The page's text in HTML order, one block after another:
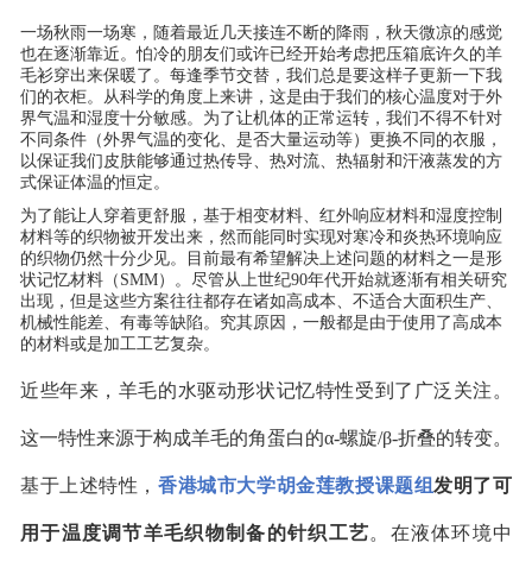
一场秋雨一场寒，随着最近几天接连不断的降雨，秋天微凉的感觉
也在逐渐靠近。怕冷的朋友们或许已经开始考虑把压箱底许久的羊
毛衫穿出来保暖了。每逢季节交替，我们总是要这样子更新一下我
们的衣柜。从科学的角度上来讲，这是由于我们的核心温度对于外
界气温和湿度十分敏感。为了让机体的正常运转，我们不得不针对
不同条件（外界气温的变化、是否大量运动等）更换不同的衣服，
以保证我们皮肤能够通过热传导、热对流、热辐射和汗液蒸发的方
式保证体温的恒定。
为了能让人穿着更舒服，基于相变材料、红外响应材料和湿度控制
材料等的织物被开发出来，然而能同时实现对寒冷和炎热环境响应
的织物仍然十分少见。目前最有希望解决上述问题的材料之一是形
状记忆材料（SMM）。尽管从上世纪90年代开始就逐渐有相关研究
出现，但是这些方案往往都存在诸如高成本、不适合大面积生产、
机械性能差、有毒等缺陷。究其原因，一般都是由于使用了高成本
的材料或是加工工艺复杂。
近些年来，羊毛的水驱动形状记忆特性受到了广泛关注。
这一特性来源于构成羊毛的角蛋白的α-螺旋/β-折叠的转变。
基于上述特性，香港城市大学胡金莲教授课题组发明了可
用于温度调节羊毛织物制备的针织工艺。在液体环境中